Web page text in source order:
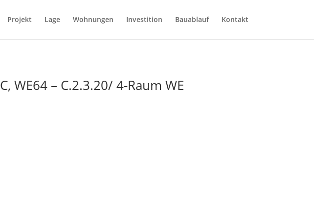
Projekt Lage Wohnungen Investition Bauablauf Kontakt
C, WE64 – C.2.3.20/ 4-Raum WE